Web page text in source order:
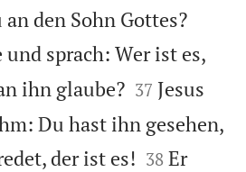
den Sohn Gottes?
sprach: Wer ist es,
ihn glaube?
37 Jesus
Du hast ihn gesehen,
der ist es! 

38 Er